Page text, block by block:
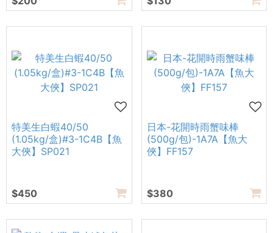
特美生白蝦40/50
(1.05kg/盒)#3-1C4B【魚
大俠】SP021
$450
日本-花開時雨蟹味棒
(500g/包)-1A7A【魚大
俠】FF157
$380